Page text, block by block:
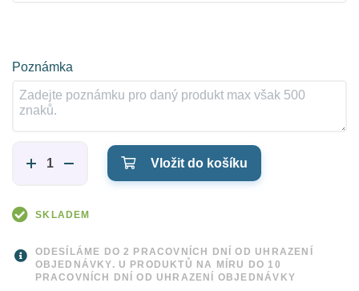
Poznámka
Vložit do košíku
SKLADEM
ODESÍLÁME DO 2 PRACOVNÍCH DNÍ OD UHRAZENÍ
OBJEDNÁVKY. U PRODUKTŮ NA MÍRU DO 10
PRACOVNÍCH DNÍ OD UHRAZENÍ OBJEDNÁVKY